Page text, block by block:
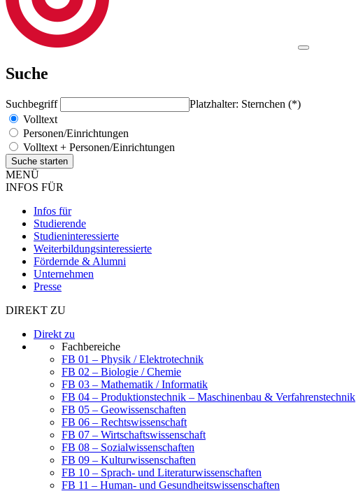
Suche
Suchbegriff
Platzhalter: Sternchen (*)
Volltext
Personen/Einrichtungen
Volltext + Personen/Einrichtungen
MENÜ
INFOS FÜR
Infos für
Studierende
Studieninteressierte
Weiterbildungsinteressierte
Fördernde & Alumni
Unternehmen
Presse
DIREKT ZU
Direkt zu
Fachbereiche
FB 01 – Physik / Elektrotechnik
FB 02 – Biologie / Chemie
FB 03 – Mathematik / Informatik
FB 04 – Produktionstechnik – Maschinenbau & Verfahrenstechnik
FB 05 – Geowissenschaften
FB 06 – Rechtswissenschaft
FB 07 – Wirtschaftswissenschaft
FB 08 – Sozialwissenschaften
FB 09 – Kulturwissenschaften
FB 10 – Sprach- und Literaturwissenschaften
FB 11 – Human- und Gesundheitswissenschaften